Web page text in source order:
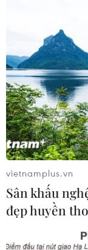
bố điểm
09/08/2026 08:32
Cần Thơ phát
đặc trưng sông
09/08/2026 08:25
Lộ diện trường
điểm chuẩn
điểm
vietnamplus.vn
Sân khấu
đẹp huyền